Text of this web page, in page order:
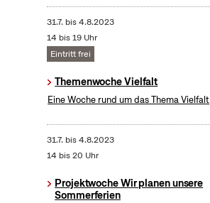
31.7. bis4.8.2023
14 bis 19 Uhr
Eintritt frei
Themenwoche Vielfalt
Eine Woche rund um das Thema Vielfalt
31.7. bis4.8.2023
14 bis 20 Uhr
Projektwoche Wir planen unsere
Sommerferien